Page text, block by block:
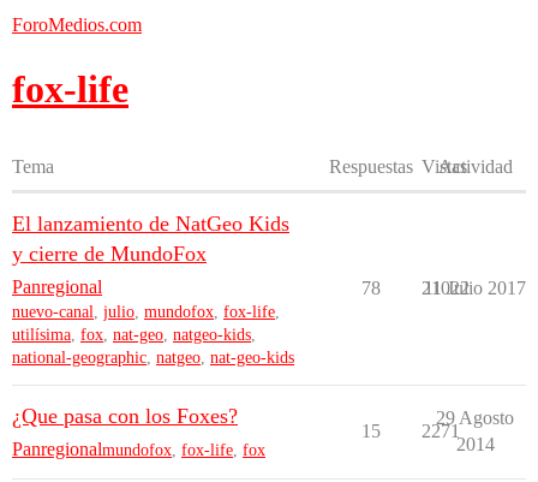
ForoMedios.com
fox-life
Tema Respuestas Vistas
Actividad
El lanzamiento de NatGeo Kids
y cierre de MundoFox
Panregional
nuevo-canal, julio, mundofox, fox-life,
utilísima, fox, nat-geo, natgeo-kids,
national-geographic, natgeo, nat-geo-kids
78 21022
11 Julio 2017
¿Que pasa con los Foxes?
Panregionalmundofox fox-life fox
15 2271
29 Agosto
2014